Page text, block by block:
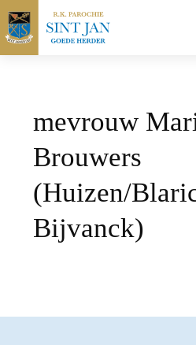
mevrouw
Brouwers
(Huizen/
Bijvanck)